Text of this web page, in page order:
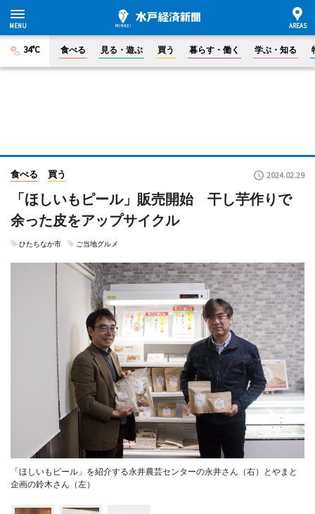
34°C 食べる 見る・遊ぶ 買う 暮らす・働く 学ぶ・知る
食べる 買う 2024.02.29
「ほしいもピール」販売開始 干し芋作りで
余った皮をアップサイクル
ひたちなか市 ご当地グルメ
「ほしいもピール」を紹介する永井農芸センターの永井さん（右）とやまと
企画の鈴木さん（左）